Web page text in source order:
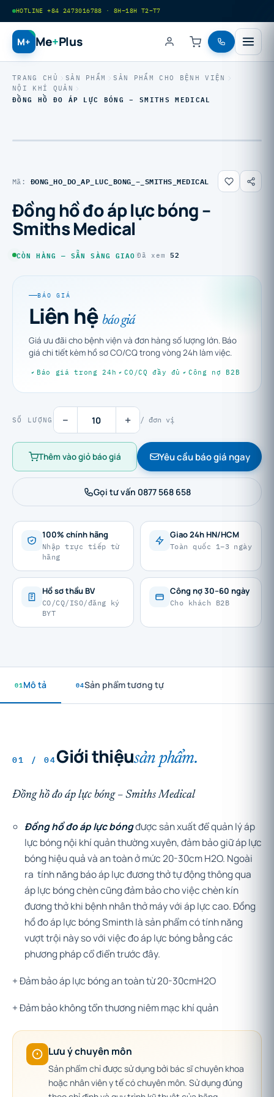
HOTLINE +84 2473016788 · 8H–18H T2–T7
M+ Me+Plus
TRANG CHỦ SẢN PHẨM
SẢN PHẨM CHO BỆNH VIỆN
NỘI KHÍ QUẢN
ĐỒNG HỒ ĐO ÁP LỰC BÓNG – SMITHS MEDICAL
Mã: ĐONG_HO_DO_AP_LUC_BONG_–_SMITHS_MEDICAL
Đồng hồ đo áp lực bóng –
Smiths Medical
CÒN HÀNG — SẴN SÀNG GIAO|Đã xem52
BÁO GIÁ
Liên hệbáo giá
Giá ưu đãi cho bệnh viện và đơn hàng số lượng lớn. Báo
giá chi tiết kèm hồ sơ CO/CQ trong vòng 24h làm việc.
Báo giá trong 24h CO/CQ đầy đủ Công nợ B2B
SỐ LƯỢNG − + / đơn vị
Thêm vào giỏ báo giá Yêu cầu báo giá ngay
Gọi tư vấn 0877 568 658
100% chính hãng
Nhập trực tiếp từ
hãng
Giao 24h HN/HCM
Toàn quốc 1–3 ngày
Hồ sơ thầu BV
CO/CQ/ISO/đăng ký
BYT
Công nợ 30–60 ngày
Cho khách B2B
01Mô tả 04Sản phẩm tương tự
01 / 04Giới thiệusản phẩm.
Đồng hồ đo áp lực bóng – Smiths Medical
Đồng hồ đo áp lực bóngđược sản xuất để quản lý áp
lực bóng nội khí quản thường xuyên, đảm bảo giữ áp lực
bóng hiệu quả và an toàn ở mức 20-30cm H2O. Ngoài
ra tính năng báo áp lực đương thở tự động thông qua
áp lực bóng chèn cũng đảm bảo cho việc chèn kín
đương thở khi bệnh nhân thở máy với áp lực cao. Đồng
hồ đo áp lực bóng Sminth là sản phẩm có tính năng
vượt trội này so với việc đo áp lực bóng bằng các
phương pháp cổ điển trước đây.
+ Đảm bảo áp lực bóng an toàn từ 20-30cmH2O
+ Đảm bảo không tổn thương niêm mạc khí quản
Lưu ý chuyên môn
Sản phẩm chỉ được sử dụng bởi bác sĩ chuyên khoa
hoặc nhân viên y tế có chuyên môn. Sử dụng đúng